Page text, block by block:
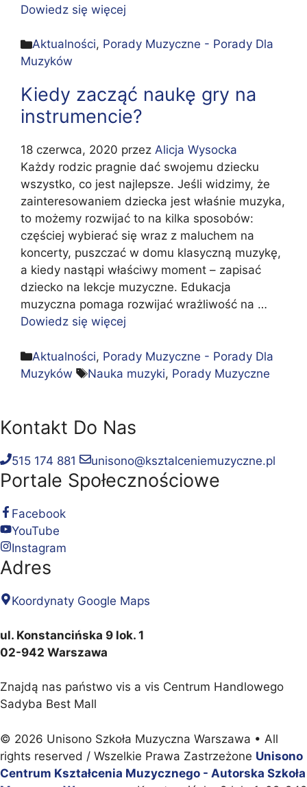
Dowiedz się więcej
Kategorie
Aktualności, Porady Muzyczne - Porady Dla
Muzyków
Kiedy zacząć naukę gry na
instrumencie?
18 czerwca, 2020 przez Alicja Wysocka
Każdy rodzic pragnie dać swojemu dziecku
wszystko, co jest najlepsze. Jeśli widzimy, że
zainteresowaniem dziecka jest właśnie muzyka,
to możemy rozwijać to na kilka sposobów:
częściej wybierać się wraz z maluchem na
koncerty, puszczać w domu klasyczną muzykę,
a kiedy nastąpi właściwy moment – zapisać
dziecko na lekcje muzyczne. Edukacja
muzyczna pomaga rozwijać wrażliwość na …
Dowiedz się więcej
Kategorie
Aktualności, Porady Muzyczne - Porady Dla
Muzyków
Tagi
Nauka muzyki, Porady Muzyczne
Kontakt Do Nas
515 174 881 unisono@ksztalceniemuzyczne.pl
Portale Społecznościowe
Facebook
YouTube
Instagram
Adres
Koordynaty Google Maps
ul. Konstancińska 9 lok. 1
02-942 Warszawa
Znajdą nas państwo vis a vis Centrum Handlowego
Sadyba Best Mall
© 2026 Unisono Szkoła Muzyczna Warszawa • All
rights reserved / Wszelkie Prawa Zastrzeżone Unisono
Centrum Kształcenia Muzycznego - Autorska Szkoła